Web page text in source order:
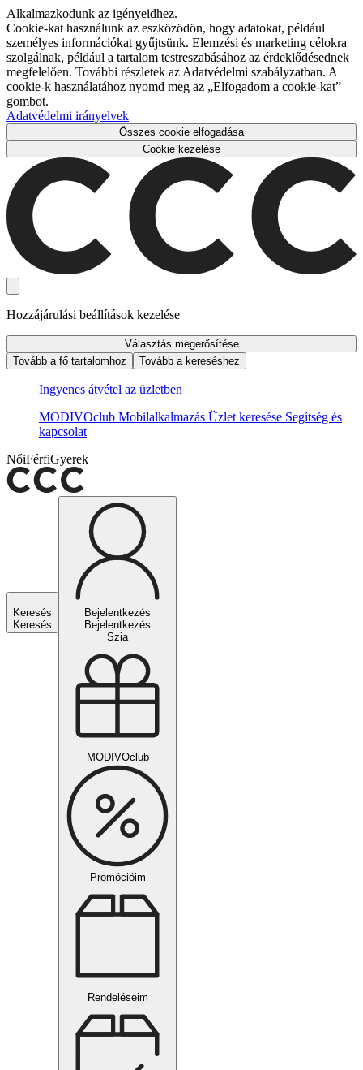
Alkalmazkodunk az igényeidhez.
Cookie-kat használunk az eszközödön, hogy adatokat, például
személyes információkat gyűjtsünk. Elemzési és marketing célokra
szolgálnak, például a tartalom testreszabásához az érdeklődésednek
megfelelően. További részletek az Adatvédelmi szabályzatban. A
cookie-k használatához nyomd meg az „Elfogadom a cookie-kat”
gombot.
Adatvédelmi irányelvek
Összes cookie elfogadása
Cookie kezelése
Hozzájárulási beállítások kezelése
Választás megerősítése
Tovább a fő tartalomhoz
Tovább a kereséshez
Ingyenes átvétel az üzletben
MODIVOclub Mobilalkalmazás Üzlet keresése Segítség és
kapcsolat
NőiFérfiGyerek
Keresés
Keresés
Bejelentkezés
Bejelentkezés
Szia
MODIVOclub
Promócióim
Rendeléseim